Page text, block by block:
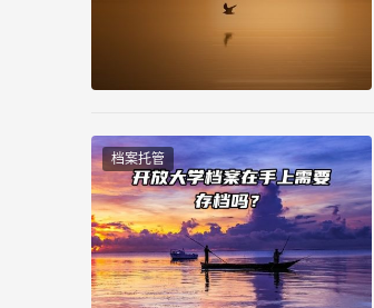
档案托管